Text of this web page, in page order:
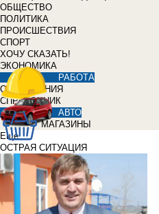
ОБЩЕСТВО
ПОЛИТИКА
ПРОИСШЕСТВИЯ
СПОРТ
ХОЧУ СКАЗАТЬ!
ЭКОНОМИКА
РАБОТА
ОБЪЯВЛЕНИЯ
СПРАВОЧНИК
АВТО
МАГАЗИНЫ
Еще
ОСТРАЯ СИТУАЦИЯ